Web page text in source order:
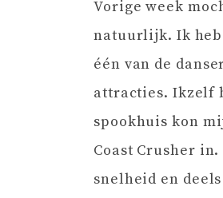
Vorige week
natuurlijk. Ik heb
één van de
attracties. Ikzelf
spookhuis kon
Coast Crusher
snelheid en